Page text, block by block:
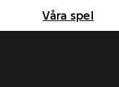
Våra spel